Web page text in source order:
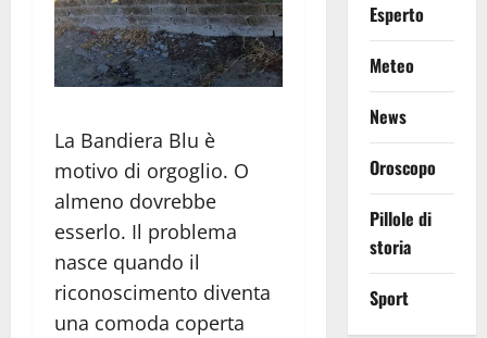
La Bandiera Blu è
motivo di orgoglio. O
almeno dovrebbe
esserlo. Il problema
nasce quando il
riconoscimento diventa
una comoda coperta
Esperto
Meteo
News
Oroscopo
Pillole di
storia
Sport